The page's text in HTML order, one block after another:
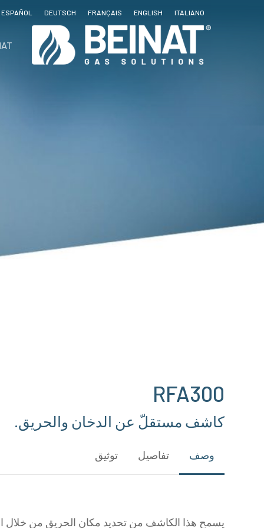
ITALIANO
ENGLISH
FRANÇAIS
DEUTSCH
ESPAÑOL
RFA300
كاشف مستقلّ عن الدخان والحريق.
وصف تفاصيل توثيق
يسمح هذا الكاشف من تحديد مكان الحريق من